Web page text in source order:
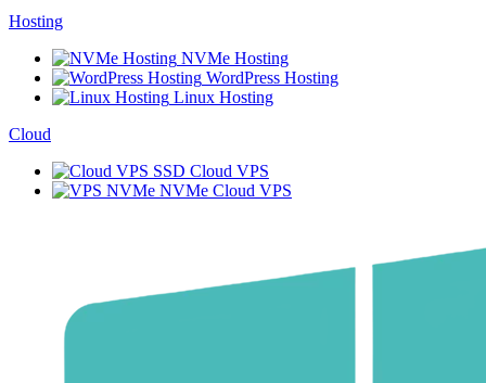
Hosting
NVMe Hosting
WordPress Hosting
Linux Hosting
Cloud
SSD Cloud VPS
NVMe Cloud VPS